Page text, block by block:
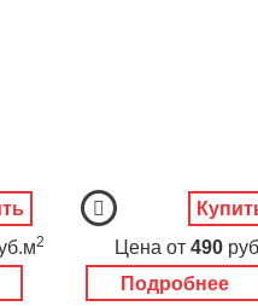
2
Подробнее
Цена от 490